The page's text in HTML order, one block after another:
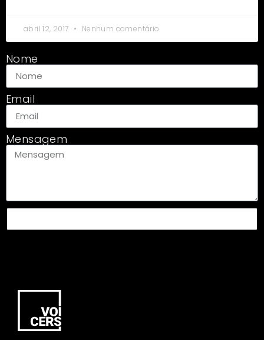
abril 12, 2017 Nenhum comentário
Nome
Email
Mensagem